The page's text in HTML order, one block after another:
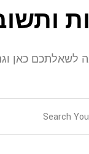
לשאלתכם כאן